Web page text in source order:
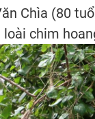
Chìa (80
chim